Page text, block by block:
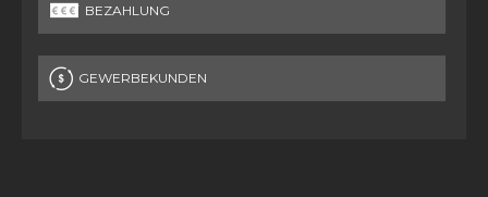
BEZAHLUNG
GEWERBEKUNDEN